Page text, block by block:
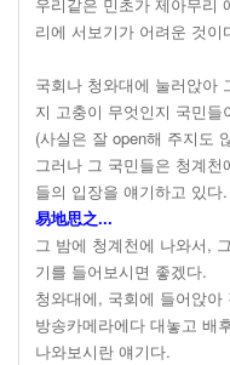
리에 서보기가 어려운 것이
국회나 청와대에 눌러앉아
지 고충이 무엇인지 국민
(사실은 잘 open해 주지도
그러나 그 국민들은 청계
들의 입장을 얘기하고 있다.
易地思之...
그 밤에 청계천에 나와서,
기를 들어보시면 좋겠다.
청와대에, 국회에 들어앉
방송카메라에다 대놓고 배
나와보시란 얘기다.